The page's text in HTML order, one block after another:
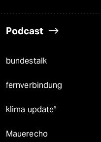
Podcast
bundestalk
fernverbindung
klima update°
Mauerecho